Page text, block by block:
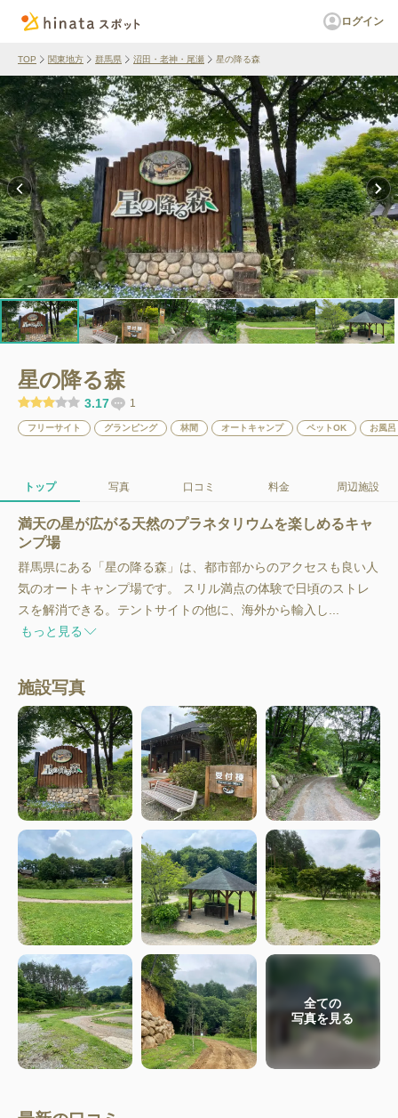
ログイン
TOP 関東地方 群馬県 沼田・老神・尾瀬 星の降る森
星の降る森
3.17 1
フリーサイト グランピング 林間 オートキャンプ ペットOK お風呂
トップ 写真 口コミ 料金 周辺施設
満天の星が広がる天然のプラネタリウムを楽しめるキャ
ンプ場
群馬県にある「星の降る森」は、都市部からのアクセスも良い人
気のオートキャンプ場です。 スリル満点の体験で日頃のストレ
スを解消できる。テントサイトの他に、海外から輸入し...
もっと見る
施設写真
全ての
写真を見る